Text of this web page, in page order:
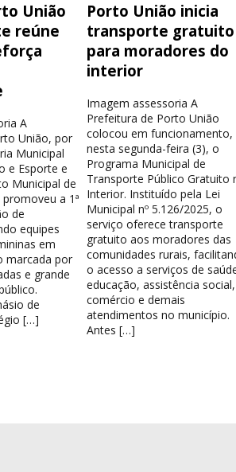
União
reúne
A
União, por
Municipal
e Esporte e
Municipal de
a 1ª
de
equipes
em
marcada por
e grande
de
[…]
Porto União inicia
transporte gratuito
para moradores do
interior
Imagem assessoria A
Prefeitura de Porto União
colocou em funcionamento,
nesta segunda-feira (3), o
Programa Municipal de
Transporte Público Gratuito
Interior. Instituído pela Lei
Municipal nº 5.126/2025, o
serviço oferece transporte
gratuito aos moradores das
comunidades rurais,
o acesso a serviços de
educação, assistência social,
comércio e demais
atendimentos no município.
Antes […]